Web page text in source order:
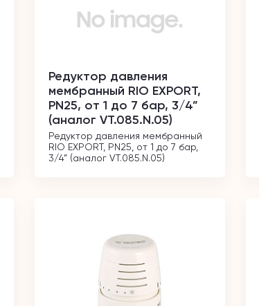
Редуктор давления
мембранный RIO EXPORT,
PN25, от 1 до 7 бар, 3/4”
(аналог VT.085.N.05)
Редуктор давления мембранный
RIO EXPORT, PN25, от 1 до 7 бар,
3/4” (аналог VT.085.N.05)